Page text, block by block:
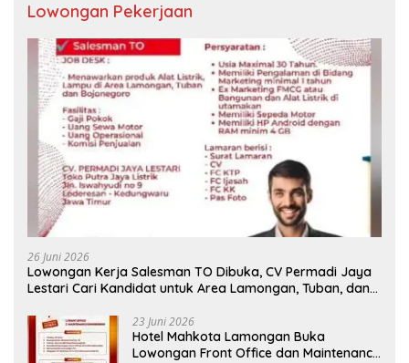
Lowongan Pekerjaan
26 Juni 2026
Lowongan Kerja Salesman TO Dibuka, CV Permadi Jaya
Lestari Cari Kandidat untuk Area Lamongan, Tuban, dan
23 Juni 2026
Hotel Mahkota Lamongan Buka
Lowongan Front Office dan Maintenance